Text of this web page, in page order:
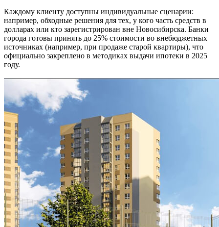
Каждому клиенту доступны индивидуальные сценарии:
например, обходные решения для тех, у кого часть средств в
долларах или кто зарегистрирован вне Новосибирска. Банки
города готовы принять до 25% стоимости во внебюджетных
источниках (например, при продаже старой квартиры), что
официально закреплено в методиках выдачи ипотеки в 2025
году.